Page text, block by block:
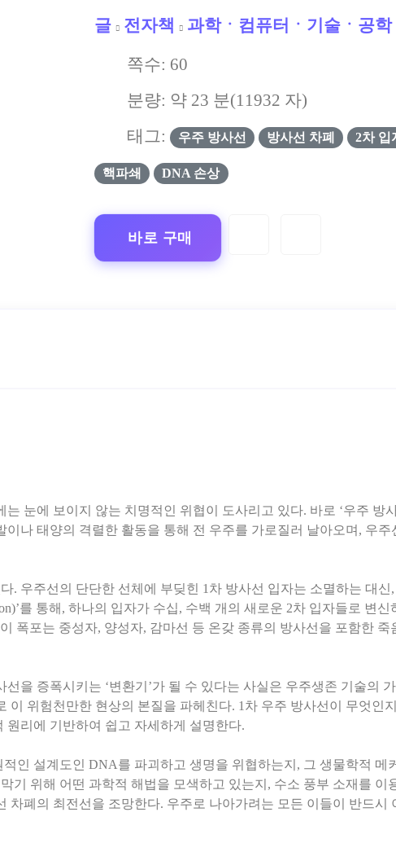
글
전자책 과학ㆍ컴퓨터ㆍ기술ㆍ공학
쪽수: 60
분량: 약 23 분(11932 자)
태그:
우주 방사선 방사선 차폐 2차 입
핵파쇄 DNA 손상
바로 구매
눈에 보이지 않는 치명적인 위협이 도사리고 있다. 바로 ‘우주 방
나 태양의 격렬한 활동을 통해 전 우주를 가로질러 날아오며, 우주
. 우주선의 단단한 선체에 부딪힌 1차 방사선 입자는 소멸하는 대신,
를 통해, 하나의 입자가 수십, 수백 개의 새로운 2차 입자들로 변신
이 폭포는 중성자, 양성자, 감마선 등 온갖 종류의 방사선을 포함한 죽
을 증폭시키는 ‘변환기’가 될 수 있다는 사실은 우주생존 기술의 가
이 위험천만한 현상의 본질을 파헤친다. 1차 우주 방사선이 무엇인
리에 기반하여 쉽고 자세하게 설명한다.
인 설계도인 DNA를 파괴하고 생명을 위협하는지, 그 생물학적 메
기 위해 어떤 과학적 해법을 모색하고 있는지, 수소 풍부 소재를 이
폐의 최전선을 조망한다. 우주로 나아가려는 모든 이들이 반드시